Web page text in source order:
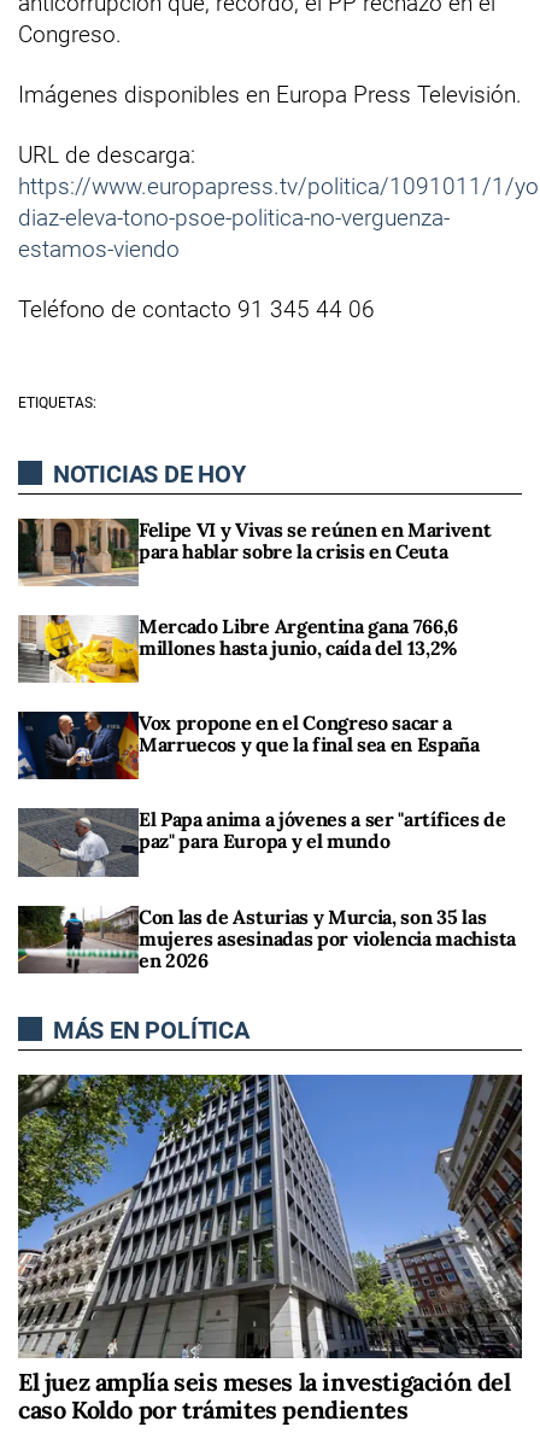
Congreso.
Imágenes disponibles en Europa Press Televisión.
URL de descarga:
https://www.europapress.tv/politica/1091011/1/
diaz-eleva-tono-psoe-politica-no-verguenza-
estamos-viendo
Teléfono de contacto 91 345 44 06
ETIQUETAS:
NOTICIAS DE HOY
Felipe VI y Vivas se reúnen en Marivent
para hablar sobre la crisis en Ceuta
Mercado Libre Argentina gana 766,6
millones hasta junio, caída del 13,2%
Vox propone en el Congreso sacar a
Marruecos y que la final sea en España
El Papa anima a jóvenes a ser "artífices de
paz" para Europa y el mundo
Con las de Asturias y Murcia, son 35 las
mujeres asesinadas por violencia machista
en 2026
MÁS EN POLÍTICA
El juez amplía seis meses la investigación del
caso Koldo por trámites pendientes